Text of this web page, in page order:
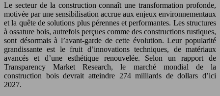
Le secteur de la construction connaît une transformation profonde,
motivée par une sensibilisation accrue aux enjeux environnementaux
et la quête de solutions plus pérennes et performantes. Les structures
à ossature bois, autrefois perçues comme des constructions rustiques,
sont désormais à l’avant-garde de cette évolution. Leur popularité
grandissante est le fruit d’innovations techniques, de matériaux
avancés et d’une esthétique renouvelée. Selon un rapport de
Transparency Market Research, le marché mondial de la
construction bois devrait atteindre 274 milliards de dollars d’ici
2027.